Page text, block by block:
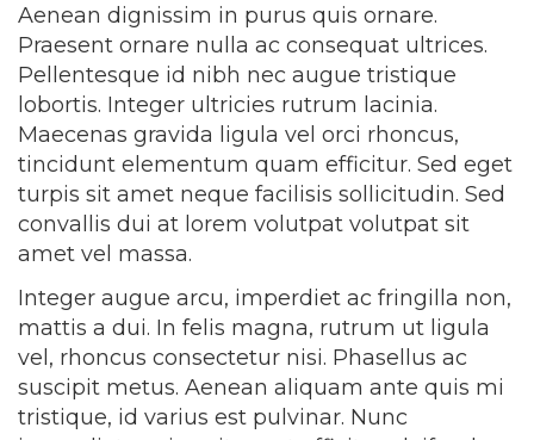
Aenean dignissim in purus quis ornare.
Praesent ornare nulla ac consequat ultrices.
Pellentesque id nibh nec augue tristique
lobortis. Integer ultricies rutrum lacinia.
Maecenas gravida ligula vel orci rhoncus,
tincidunt elementum quam efficitur. Sed eget
turpis sit amet neque facilisis sollicitudin. Sed
convallis dui at lorem volutpat volutpat sit
amet vel massa.
Integer augue arcu, imperdiet ac fringilla non,
mattis a dui. In felis magna, rutrum ut ligula
vel, rhoncus consectetur nisi. Phasellus ac
suscipit metus. Aenean aliquam ante quis mi
tristique, id varius est pulvinar. Nunc